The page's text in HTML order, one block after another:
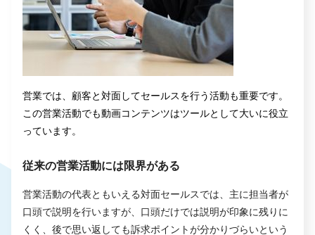
営業では、顧客と対面してセールスを行う活動も重要です。
この営業活動でも動画コンテンツはツールとして大いに役立
っています。
従来の営業活動には限界がある
営業活動の代表ともいえる対面セールスでは、主に担当者が
口頭で説明を行いますが、口頭だけでは説明が印象に残りに
くく、後で思い返しても訴求ポイントが分かりづらいという